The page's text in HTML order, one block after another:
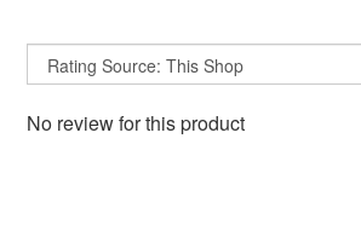
No review for this product